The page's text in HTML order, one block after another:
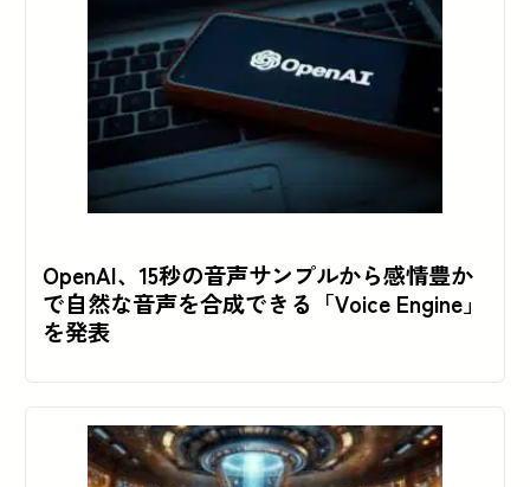
OpenAI、15秒の音声サンプルから感情豊か
で自然な音声を合成できる「Voice Engine」
を発表